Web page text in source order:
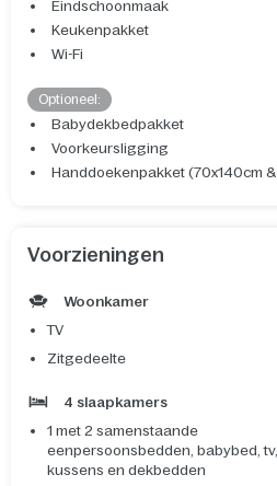
Eindschoonmaak
Keukenpakket
Wi-Fi
Optioneel:
Babydekbedpakket
Voorkeursligging
Handdoekenpakket (70x140cm
Voorzieningen
Woonkamer
TV
Zitgedeelte
4 slaapkamers
1 met 2 samenstaande
eenpersoonsbedden, babybed, tv,
kussens en dekbedden